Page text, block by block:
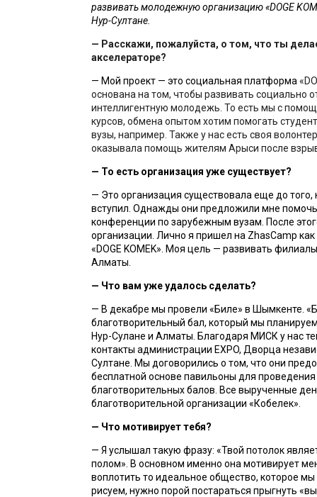
развивать молодежную организацию «DOGE
Нур-Султане.
— Расскажи, пожалуйста, о том, что ты
акселераторе?
— Мой проект — это социальная платформа
основана на том, чтобы развивать социально
интеллигентную молодежь. То есть мы c
курсов, обмена опытом хотим помогать
вузы, например. Также у нас есть своя
оказывала помощь жителям Арыси после
— То есть организация уже существует?
— Это организация существовала еще до того,
вступил. Однажды они предложили мне
конференции по зарубежным вузам. После
организации. Лично я пришел на ZhasCamp
«DOGE KOMEK». Моя цель — развивать
Алматы.
— Что вам уже удалось сделать?
— В декабре мы провели «Биле» в Шымкенте.
благотворительный бал, который мы
Нур-Сулане и Алматы. Благодаря МИСК у нас
контакты администрации EXPO, Дворца
Султане. Мы договорились о том, что они
бесплатной основе павильоны для проведения
благотворительных балов. Все вырученные
благотворительной организации «Кобелек».
— Что мотивирует тебя?
— Я услышал такую фразу: «Твой потолок
полом». В основном именно она мотивирует
воплотить то идеальное общество, которое мы
рисуем, нужно порой постараться прыгнуть